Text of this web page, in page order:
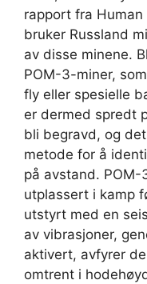
rapport fra
bruker Russland
av disse minene.
POM-3-miner,
fly eller spesielle
er dermed spredt
bli begravd, og
metode for å
på avstand.
utplassert i kamp
utstyrt med en
av vibrasjoner,
aktivert, avfyrer
omtrent i